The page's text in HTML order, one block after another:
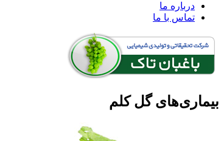
درباره ما
تماس با ما
بیماری‌های گل کلم